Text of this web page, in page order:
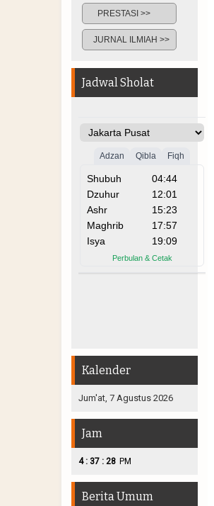
PRESTASI >>
JURNAL ILMIAH >>
Jadwal Sholat
Kalender
Jum'at, 7 Agustus 2026
Jam
4: 37 : 30 PM
Berita Umum